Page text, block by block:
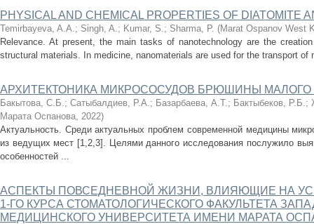
PHYSICAL AND CHEMICAL PROPERTIES OF DIATOMITE
Temirbayeva, A.A.; Singh, A.; Kumar, S.; Sharma, P. (Marat Ospanov West
Relevance. At present, the main tasks of nanotechnology are the
structural materials. In medicine, nanomaterials are used for the transport of
АРХИТЕКТОНИКА МИКРОСОСУДОВ БРЮШИНЫ
Бакытова, С.Б.; Сатыбалдиев, Р.А.; Базарбаева, А.Т.; Бактыбеков, Р.Б.;
Марата Оспанова, 2022)
Актуальность. Среди актуальных проблем современной медицины
из ведущих мест [1,2,3]. Целями данного исследования послужило
особенностей ...
АСПЕКТЫ ПОВСЕДНЕВНОЙ ЖИЗНИ, ВЛИЯЮЩИЕ НА
1-ГО КУРСА СТОМАТОЛОГИЧЕСКОГО ФАКУЛЬТЕТА
МЕДИЦИНСКОГО УНИВЕРСИТЕТА ИМЕНИ МАРАТА